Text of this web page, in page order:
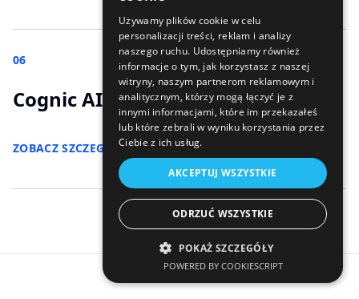
06
Cognic AI
ZOBACZ SZCZEGÓŁY>
Używamy plików cookie w celu
personalizacji treści, reklam i analizy
naszego ruchu. Udostępniamy również
informacje o tym, jak korzystasz z naszej
witryny, naszym partnerom reklamowym i
analitycznym, którzy mogą łączyć je z
innymi informacjami, które im przekazałeś
lub które zebrali w wyniku korzystania przez
Ciebie z ich usług.
AKCEPTUJ WSZYSTKIE
ODRZUĆ WSZYSTKIE
POKAŻ SZCZEGÓŁY
POWERED BY COOKIESCRIPT